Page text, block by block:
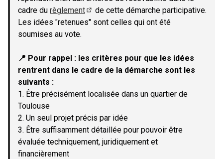
cadre du règlement
(Lien externe)
de cette démarche participative.
Les idées "retenues" sont celles qui ont été
soumises au vote.
📍 Pour rappel : les critères pour que les idées
rentrent dans le cadre de la démarche sont les
suivants :
1. Être précisément localisée dans un quartier de
Toulouse
2. Un seul projet précis par idée
3. Être suffisamment détaillée pour pouvoir être
évaluée techniquement, juridiquement et
financièrement